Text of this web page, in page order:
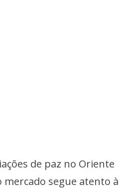
de paz no Oriente
mercado segue atento à